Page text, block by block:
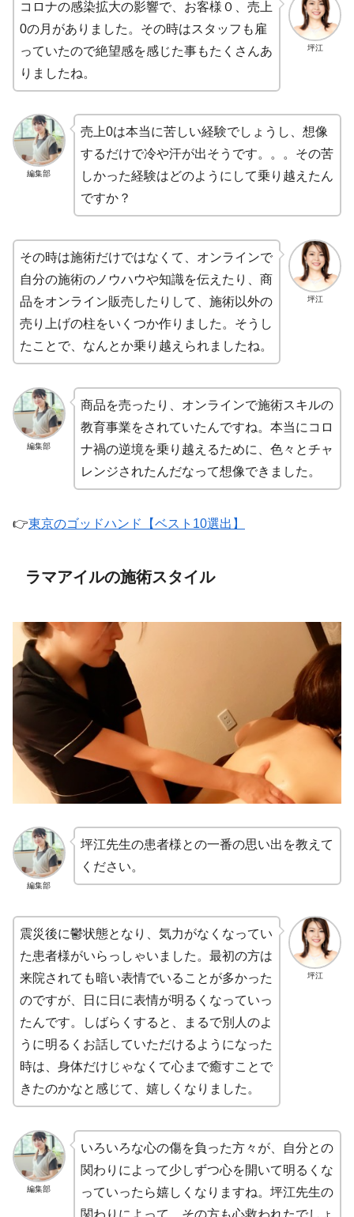
坪江
コロナの感染拡大の影響で、お客様０、売上
0の月がありました。その時はスタッフも雇
っていたので絶望感を感じた事もたくさんあ
りましたね。
編集部
売上0は本当に苦しい経験でしょうし、想像
するだけで冷や汗が出そうです。。。その苦
しかった経験はどのようにして乗り越えたん
ですか？
坪江
その時は施術だけではなくて、オンラインで
自分の施術のノウハウや知識を伝えたり、商
品をオンライン販売したりして、施術以外の
売り上げの柱をいくつか作りました。そうし
たことで、なんとか乗り越えられましたね。
編集部
商品を売ったり、オンラインで施術スキルの
教育事業をされていたんですね。本当にコロ
ナ禍の逆境を乗り越えるために、色々とチャ
レンジされたんだなって想像できました。
👉東京のゴッドハンド【ベスト10選出】
ラマアイルの施術スタイル
編集部
坪江先生の患者様との一番の思い出を教えて
ください。
坪江
震災後に鬱状態となり、気力がなくなってい
た患者様がいらっしゃいました。最初の方は
来院されても暗い表情でいることが多かった
のですが、日に日に表情が明るくなっていっ
たんです。しばらくすると、まるで別人のよ
うに明るくお話していただけるようになった
時は、身体だけじゃなくて心まで癒すことで
きたのかなと感じて、嬉しくなりました。
編集部
いろいろな心の傷を負った方々が、自分との
関わりによって少しずつ心を開いて明るくな
っていったら嬉しくなりますね。坪江先生の
関わりによって、その方も心救われたでしょ